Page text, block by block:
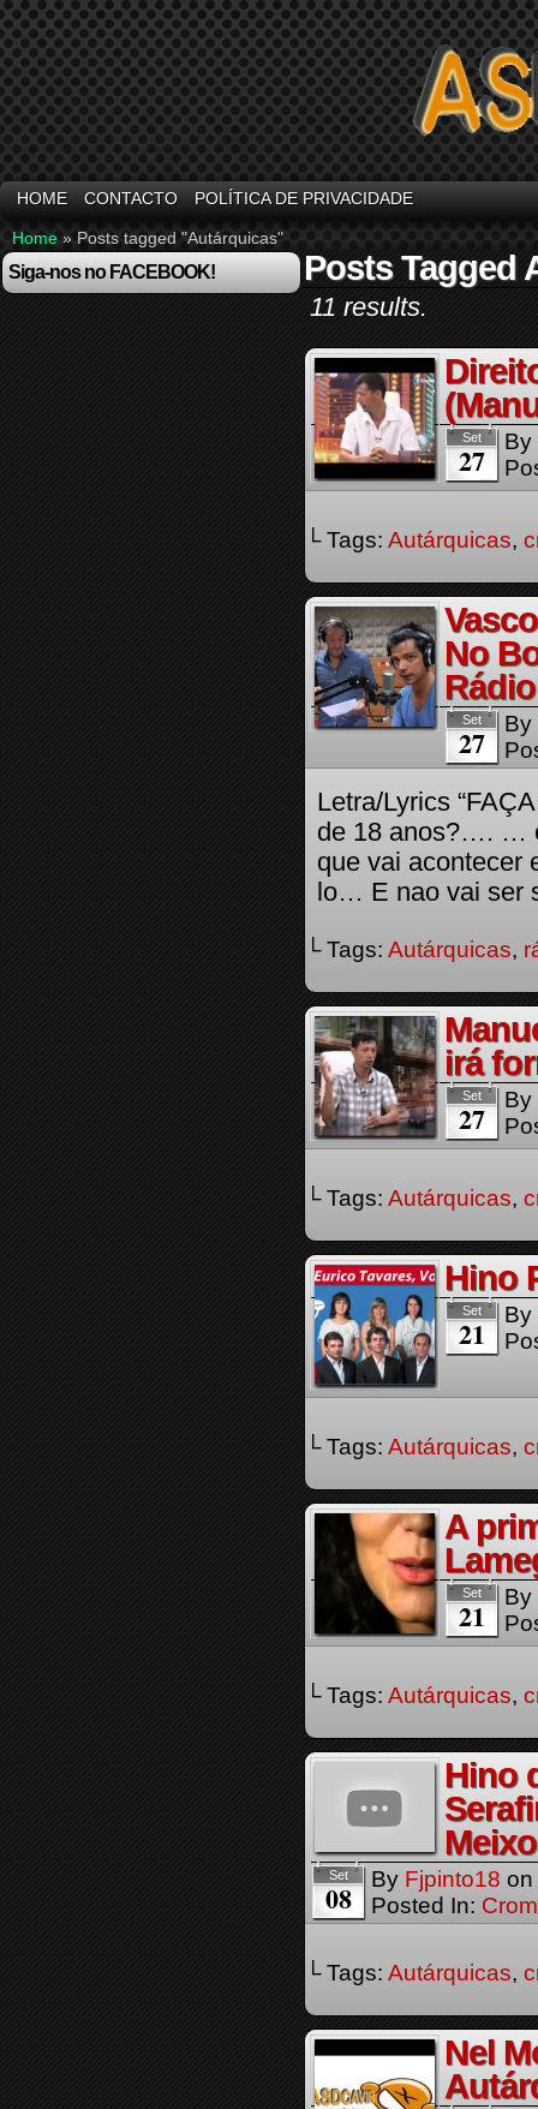
HOME CONTACTO POLÍTICA DE PRIVACIDADE
Home » Posts tagged "Autárquicas"
Siga-nos no FACEBOOK! Posts Tagged
11 results.
Set
27
By
└ Tags: Autárquicas,
No
Set
27
By
Letra/Lyrics
de 18 anos?…. …
que vai acontecer
lo… E nao vai ser
└ Tags: Autárquicas,
irá
Set
27
By
└ Tags: Autárquicas,
Hino
Set
21
By
└ Tags: Autárquicas,
A
Set
21
By
└ Tags: Autárquicas,
Hino
Set
08 By Fjpinto18 on
Posted In:
└ Tags: Autárquicas,
Nel